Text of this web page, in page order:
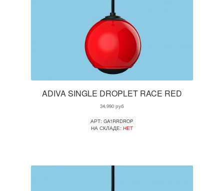
ADIVA SINGLE DROPLET RACE RED
34,990руб
АРТ: GA1RRDROP
НА СКЛАДЕ: НЕТ